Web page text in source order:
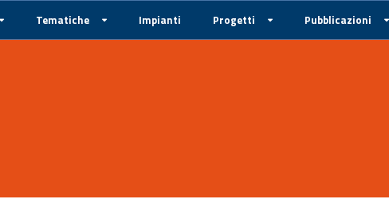
Tematiche Impianti Progetti Pubblicazioni